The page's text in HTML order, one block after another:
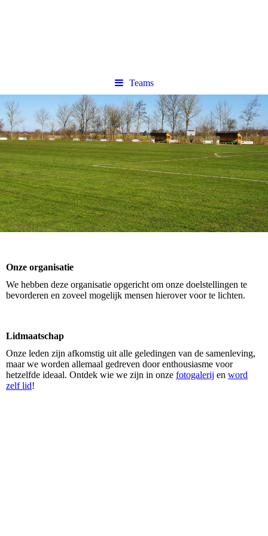
Teams
Onze organisatie
We hebben deze organisatie opgericht om onze doelstellingen te
bevorderen en zoveel mogelijk mensen hierover voor te lichten.
Lidmaatschap
Onze leden zijn afkomstig uit alle geledingen van de samenleving,
maar we worden allemaal gedreven door enthousiasme voor
hetzelfde ideaal. Ontdek wie we zijn in onze fotogalerij en word
zelf lid!